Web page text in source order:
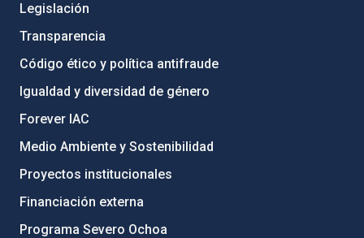
Legislación
Transparencia
Código ético y política antifraude
Igualdad y diversidad de género
Forever IAC
Medio Ambiente y Sostenibilidad
Proyectos institucionales
Financiación externa
Programa Severo Ochoa